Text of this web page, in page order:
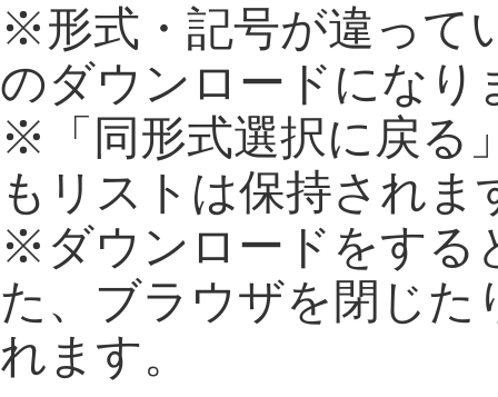
※形式・記号が違って
のダウンロードになり
※「同形式選択に戻る
もリストは保持されま
※ダウンロードをする
た、ブラウザを閉じた
れます。